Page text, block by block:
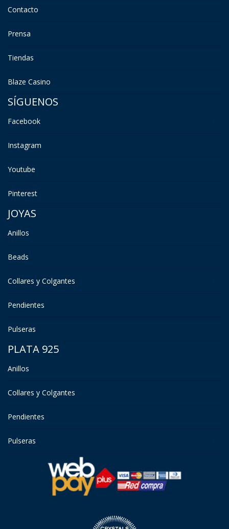
Contacto
Prensa
Tiendas
Blaze Casino
SÍGUENOS
Facebook
Instagram
Youtube
Pinterest
JOYAS
Anillos
Beads
Collares y Colgantes
Pendientes
Pulseras
PLATA 925
Anillos
Collares y Colgantes
Pendientes
Pulseras